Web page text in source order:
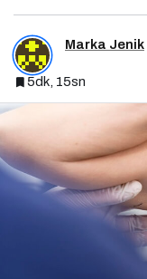
Marka Jenik
5dk, 15sn